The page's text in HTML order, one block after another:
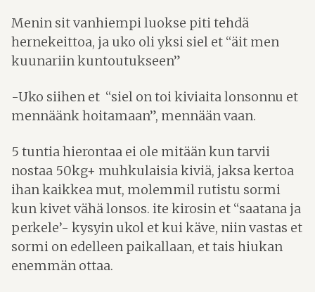
Menin sit vanhiempi luokse piti tehdä
hernekeittoa, ja uko oli yksi siel et “äit men
kuunariin kuntoutukseen”
-Uko siihen et “siel on toi kiviaita lonsonnu et
mennäänk hoitamaan”, mennään vaan.
5 tuntia hierontaa ei ole mitään kun tarvii
nostaa 50kg+ muhkulaisia kiviä, jaksa kertoa
ihan kaikkea mut, molemmil rutistu sormi
kun kivet vähä lonsos. ite kirosin et “saatana ja
perkele’- kysyin ukol et kui käve, niin vastas et
sormi on edelleen paikallaan, et tais hiukan
enemmän ottaa.